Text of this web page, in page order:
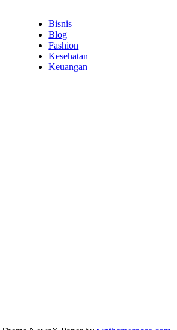
Bisnis
Blog
Fashion
Kesehatan
Keuangan